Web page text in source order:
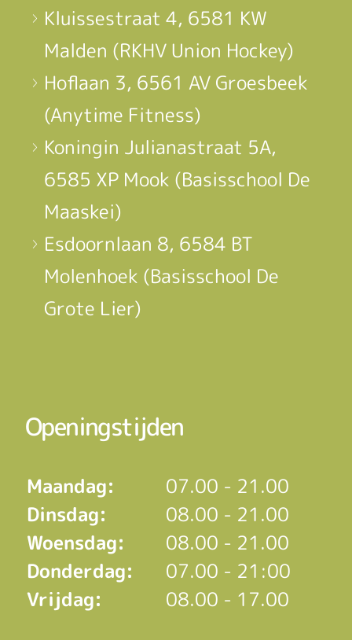
Kluissestraat 4, 6581 KW
Malden (RKHV Union Hockey)
Hoflaan 3, 6561 AV Groesbeek
(Anytime Fitness)
Koningin Julianastraat 5A,
6585 XP Mook (Basisschool De
Maaskei)
Esdoornlaan 8, 6584 BT
Molenhoek (Basisschool De
Grote Lier)
Openingstijden
Maandag:
07.00 - 21.00
Dinsdag:
08.00 - 21.00
Woensdag:
08.00 - 21.00
Donderdag:
07.00 - 21:00
Vrijdag:
08.00 - 17.00